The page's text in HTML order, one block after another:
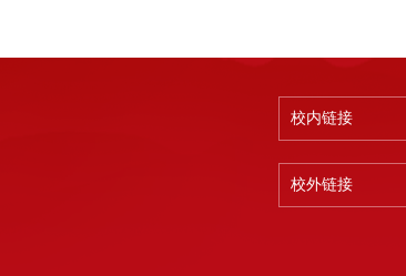
校内链接
校外链接